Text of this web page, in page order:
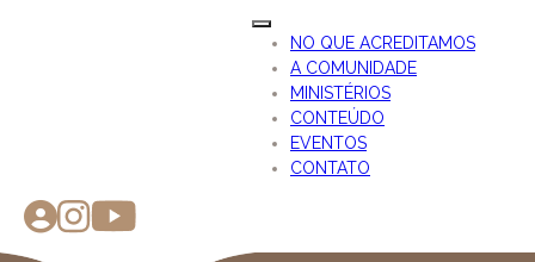
NO QUE ACREDITAMOS
A COMUNIDADE
MINISTÉRIOS
CONTEÚDO
EVENTOS
CONTATO